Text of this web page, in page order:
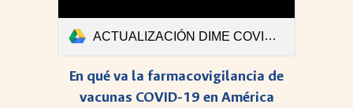
ACTUALIZACIÓN DIME COVID-Boletin #42.pdf
En qué va la farmacovigilancia de
vacunas COVID-19 en América